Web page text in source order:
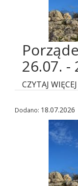
26.07. -
CZYTAJ WIĘCEJ
Dodano: 18.07.2026